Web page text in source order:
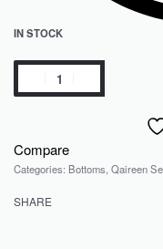
IN STOCK
Compare
Categories: Bottoms, Qaireen
SHARE